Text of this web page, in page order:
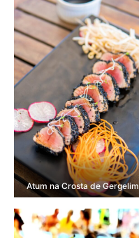
Atum na Crosta de Gergelim